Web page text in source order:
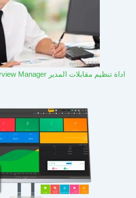
اداة تنظيم مقابلات المدير Interview Manager